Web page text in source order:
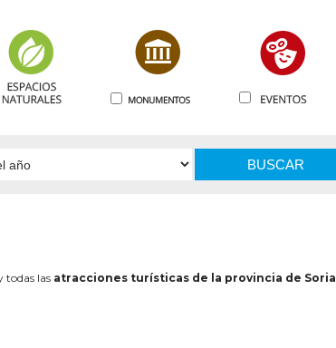
BUSCAR
todas las atracciones turísticas de la provincia de Soria